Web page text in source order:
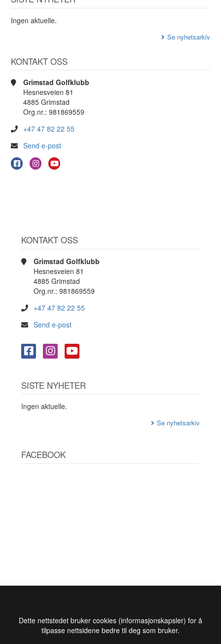
Ingen aktuelle.
Se nyhetsarkiv
KONTAKT OSS
Grimstad Golfklubb
Hesnesveien 81
4885 Grimstad
Org.nr.: 981869559
+47 47 82 22 55
Send e-post
KONTAKT OSS
Grimstad Golfklubb
Hesnesveien 81
4885 Grimstad
Org.nr.: 981869559
+47 47 82 22 55
Send e-post
SISTE NYHETER
Ingen aktuelle.
Se nyhetsarkiv
FACEBOOK
Dette nettstedet bruker cookies (informasjonskapsler) for å
tilpasse nettsidene bedre til deg som bruker.